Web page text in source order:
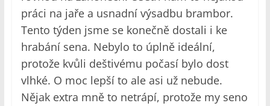
práci na jaře a usnadní výsadbu brambor.
Tento týden jsme se konečně dostali i ke
hrabání sena. Nebylo to úplně ideální,
protože kvůli deštivému počasí bylo dost
vlhké. O moc lepší to ale asi už nebude.
Nějak extra mně to netrápí, protože my seno